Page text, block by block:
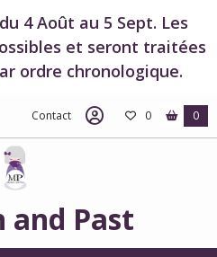
4 Août au 5 Sept. Les
et seront traitées
ordre chronologique.
Contact 0 0
and Past